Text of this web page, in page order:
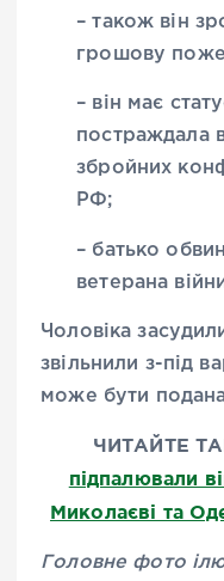
– також він
грошову
– він має
постраждала
збройних
РФ;
– батько
ветерана
Чоловіка
звільнили з-під
може бути
ЧИТАЙТЕ
підпалювали
Миколаєві та
Головне фото